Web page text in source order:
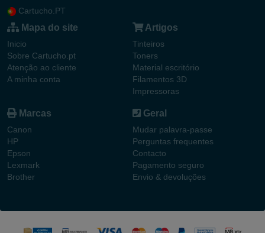
Cartucho.PT
Mapa do site
Inicio
Sobre Cartucho.pt
Atenção ao cliente
A minha conta
Artigos
Tinteiros
Toners
Material escritório
Filamentos 3D
Impressoras
Marcas
Canon
HP
Epson
Lexmark
Brother
Geral
Mudar palavra-passe
Perguntas frequentes
Contacto
Pagamento seguro
Envio & devoluções